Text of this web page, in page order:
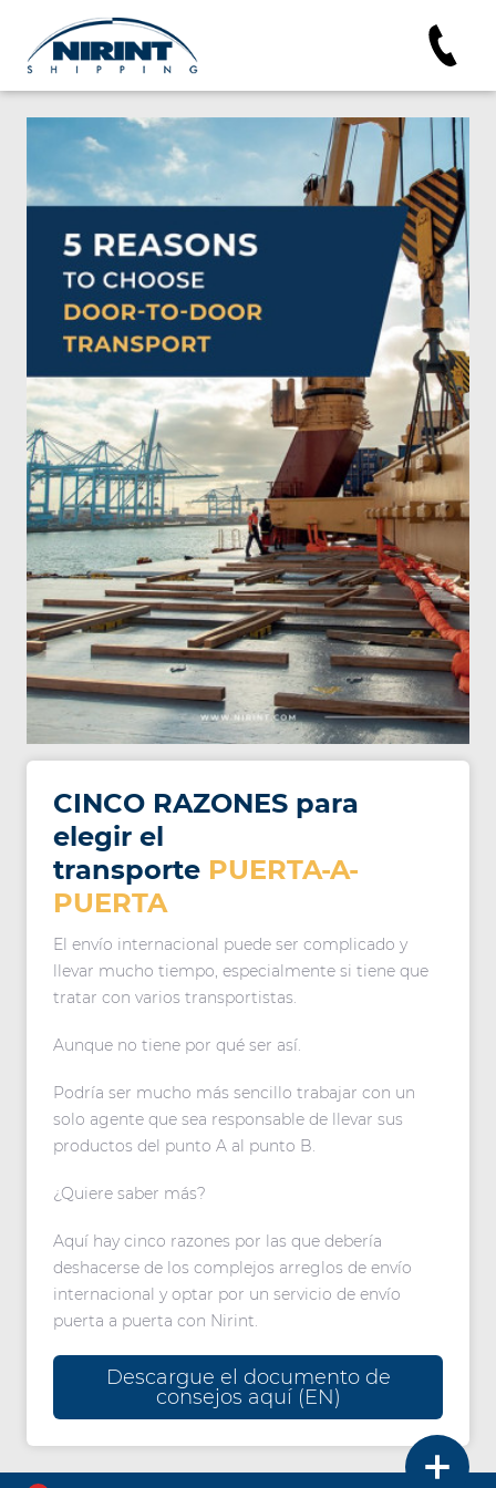
CINCO RAZONES para
elegir el
transporte PUERTA-A-
PUERTA
El envío internacional puede ser complicado y
llevar mucho tiempo, especialmente si tiene que
tratar con varios transportistas.
Aunque no tiene por qué ser así.
Podría ser mucho más sencillo trabajar con un
solo agente que sea responsable de llevar sus
productos del punto A al punto B.
¿Quiere saber más?
Aquí hay cinco razones por las que debería
deshacerse de los complejos arreglos de envío
internacional y optar por un servicio de envío
puerta a puerta con Nirint.
Descargue el documento de
consejos aquí (EN)